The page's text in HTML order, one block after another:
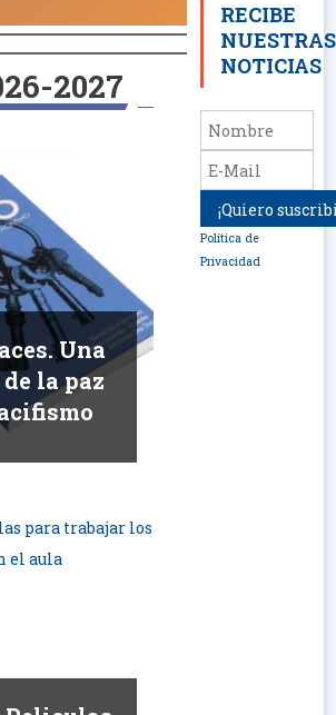
2027
Una
la paz
RECIBE
NUESTRAS
NOTICIAS
Política de
Privacidad